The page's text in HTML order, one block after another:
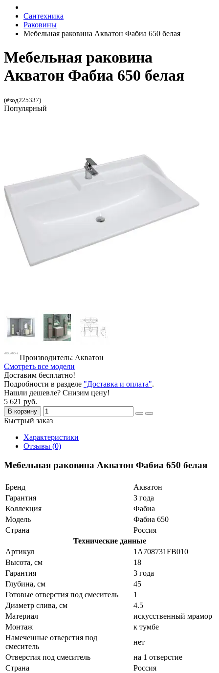
Сантехника
Раковины
Мебельная раковина Акватон Фабиа 650 белая
Мебельная раковина
Акватон Фабиа 650 белая
(#код225337)
Популярный
Производитель: Акватон
Смотреть все модели
Доставим бесплатно!
Подробности в разделе "Доставка и оплата".
Нашли дешевле? Снизим цену!
5 621 руб.
В корзину
Быстрый заказ
Характеристики
Отзывы (0)
Мебельная раковина Акватон Фабиа 650 белая
Бренд
Акватон
Гарантия
3 года
Коллекция
Фабиа
Модель
Фабиа 650
Страна
Россия
Технические данные
Артикул
1A708731FB010
Высота, см
18
Гарантия
3 года
Глубина, см
45
Готовые отверстия под смеситель
1
Диаметр слива, см
4.5
Материал
искусственный мрамор
Монтаж
к тумбе
Намеченные отверстия под
смеситель
нет
Отверстия под смеситель
на 1 отверстие
Страна
Россия